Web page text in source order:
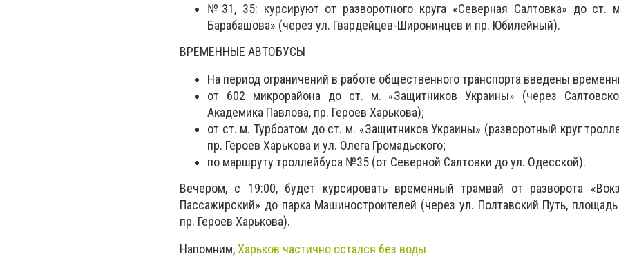
№31, 35: курсируют от разворотного круга «Северная Салтовка» до ст.
Барабашова» (через ул. Гвардейцев-Широнинцев и пр. Юбилейный).
ВРЕМЕННЫЕ АВТОБУСЫ
На период ограничений в работе общественного транспорта введены
от 602 микрорайона до ст. м. «Защитников Украины» (через
Академика Павлова, пр. Героев Харькова);
от ст. м. Турбоатом до ст. м. «Защитников Украины» (разворотный круг
пр. Героев Харькова и ул. Олега Громадьского;
по маршруту троллейбуса №35 (от Северной Салтовки до ул. Одесской).
Вечером, с 19:00, будет курсировать временный трамвай от разворота
Пассажирский» до парка Машиностроителей (через ул. Полтавский Путь,
пр. Героев Харькова).
Напомним,Харьков частично остался без воды